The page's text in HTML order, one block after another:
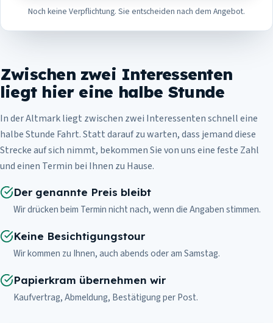
Noch keine Verpflichtung. Sie entscheiden nach dem Angebot.
Zwischen zwei Interessenten
liegt hier eine halbe Stunde
In der Altmark liegt zwischen zwei Interessenten schnell eine
halbe Stunde Fahrt. Statt darauf zu warten, dass jemand diese
Strecke auf sich nimmt, bekommen Sie von uns eine feste Zahl
und einen Termin bei Ihnen zu Hause.
Der genannte Preis bleibt
Wir drücken beim Termin nicht nach, wenn die Angaben stimmen.
Keine Besichtigungstour
Wir kommen zu Ihnen, auch abends oder am Samstag.
Papierkram übernehmen wir
Kaufvertrag, Abmeldung, Bestätigung per Post.